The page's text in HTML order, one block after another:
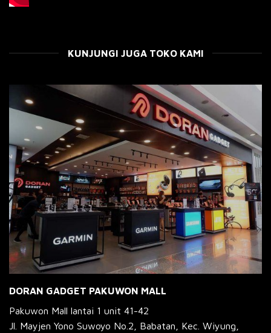
KUNJUNGI JUGA TOKO KAMI
DORAN GADGET PAKUWON MALL
Pakuwon Mall lantai 1 unit 41-42
Jl. Mayjen Yono Suwoyo No.2, Babatan, Kec. Wiyung,